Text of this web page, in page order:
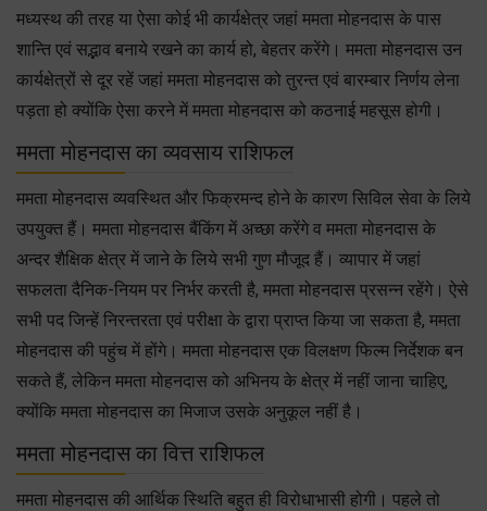
मध्यस्थ की तरह या ऐसा कोई भी कार्यक्षेत्र जहां ममता मोहनदास के पास
शान्ति एवं सद्भाव बनाये रखने का कार्य हो, बेहतर करेंगे। ममता मोहनदास उन
कार्यक्षेत्रों से दूर रहें जहां ममता मोहनदास को तुरन्त एवं बारम्बार निर्णय लेना
पड़ता हो क्योंकि ऐसा करने में ममता मोहनदास को कठनाई महसूस होगी।
ममता मोहनदास का व्यवसाय राशिफल
ममता मोहनदास व्यवस्थित और फिक्रमन्द होने के कारण सिविल सेवा के लिये
उपयुक्त हैं। ममता मोहनदास बैंकिंग में अच्छा करेंगे व ममता मोहनदास के
अन्दर शैक्षिक क्षेत्र में जाने के लिये सभी गुण मौजूद हैं। व्यापार में जहां
सफलता दैनिक-नियम पर निर्भर करती है, ममता मोहनदास प्रसन्न रहेंगे। ऐसे
सभी पद जिन्हें निरन्तरता एवं परीक्षा के द्वारा प्राप्त किया जा सकता है, ममता
मोहनदास की पहुंच में होंगे। ममता मोहनदास एक विलक्षण फिल्म निर्देशक बन
सकते हैं, लेकिन ममता मोहनदास को अभिनय के क्षेत्र में नहीं जाना चाहिए,
क्योंकि ममता मोहनदास का मिजाज उसके अनुकूल नहीं है।
ममता मोहनदास का वित्त राशिफल
ममता मोहनदास की आर्थिक स्थिति बहुत ही विरोधाभासी होगी। पहले तो